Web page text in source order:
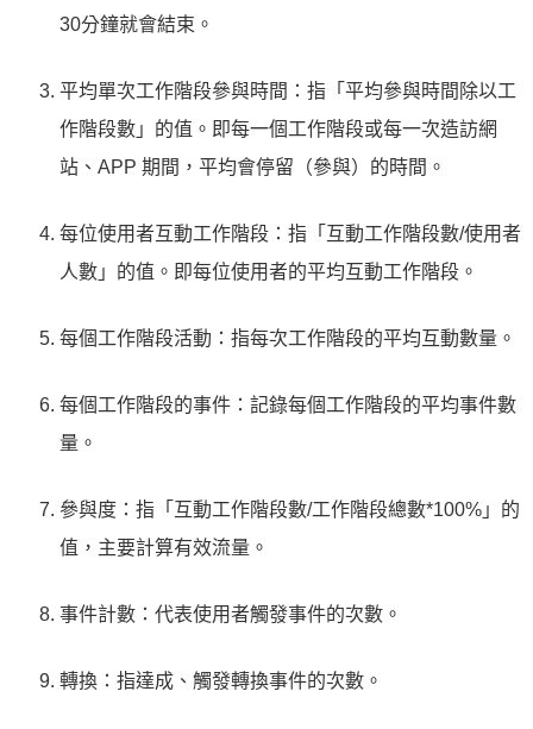
30分鐘就會結束。
平均單次工作階段參與時間：指「平均參與時間除以工
作階段數」的值。即每一個工作階段或每一次造訪網
站、APP 期間，平均會停留（參與）的時間。
每位使用者互動工作階段：指「互動工作階段數/使用者
人數」的值。即每位使用者的平均互動工作階段。
每個工作階段活動：指每次工作階段的平均互動數量。
每個工作階段的事件：記錄每個工作階段的平均事件數
量。
參與度：指「互動工作階段數/工作階段總數*100%」的
值，主要計算有效流量。
事件計數：代表使用者觸發事件的次數。
轉換：指達成、觸發轉換事件的次數。